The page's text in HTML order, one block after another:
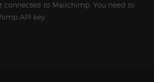
connected to Mailchimp. You need to
API key.